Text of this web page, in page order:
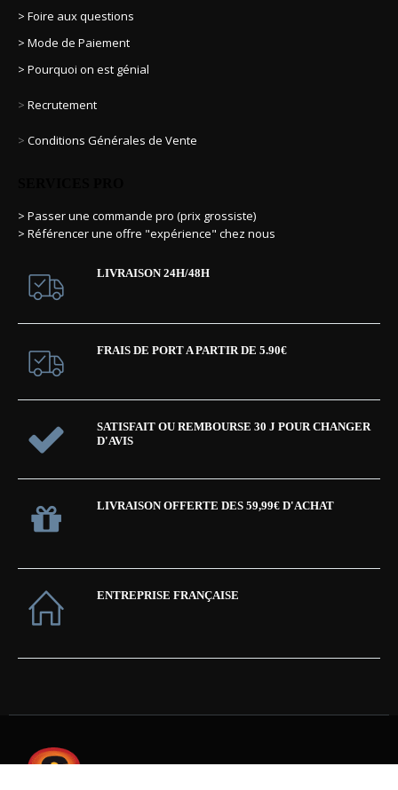
> Foire aux questions
> Mode de Paiement
> Pourquoi on est génial
> Recrutement
> Conditions Générales de Vente
> Passer une commande pro (prix grossiste)
> Référencer une offre "expérience" chez nous
LIVRAISON 24H/48H
FRAIS DE PORT A PARTIR DE 5.90€
SATISFAIT OU REMBOURSE 30 J POUR CHANGER
D'AVIS
LIVRAISON OFFERTE DES 59,99€ D'ACHAT
ENTREPRISE FRANÇAISE